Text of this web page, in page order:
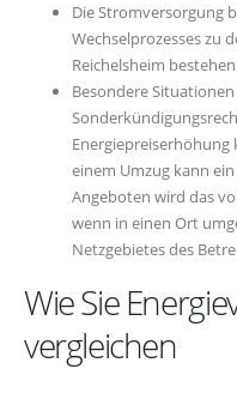
Die Stromversorgung
Wechselprozesses zu
Reichelsheim
Besondere
Energiepreiserhöhung
einem Umzug kann
Angeboten wird das
wenn in einen Ort
Netzgebietes des
Wie Sie
vergleichen